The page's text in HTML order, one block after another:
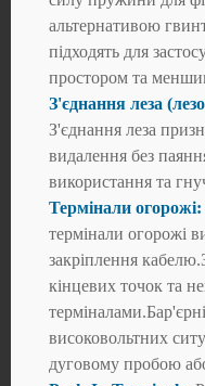
альтернативою
підходять для
простором та
З'єднання леза
З'єднання леза
видалення без
використання та
Термінали огорожі:
термінали огорожі
закріплення
кінцевих точок та
високовольтних
дуговому пробою